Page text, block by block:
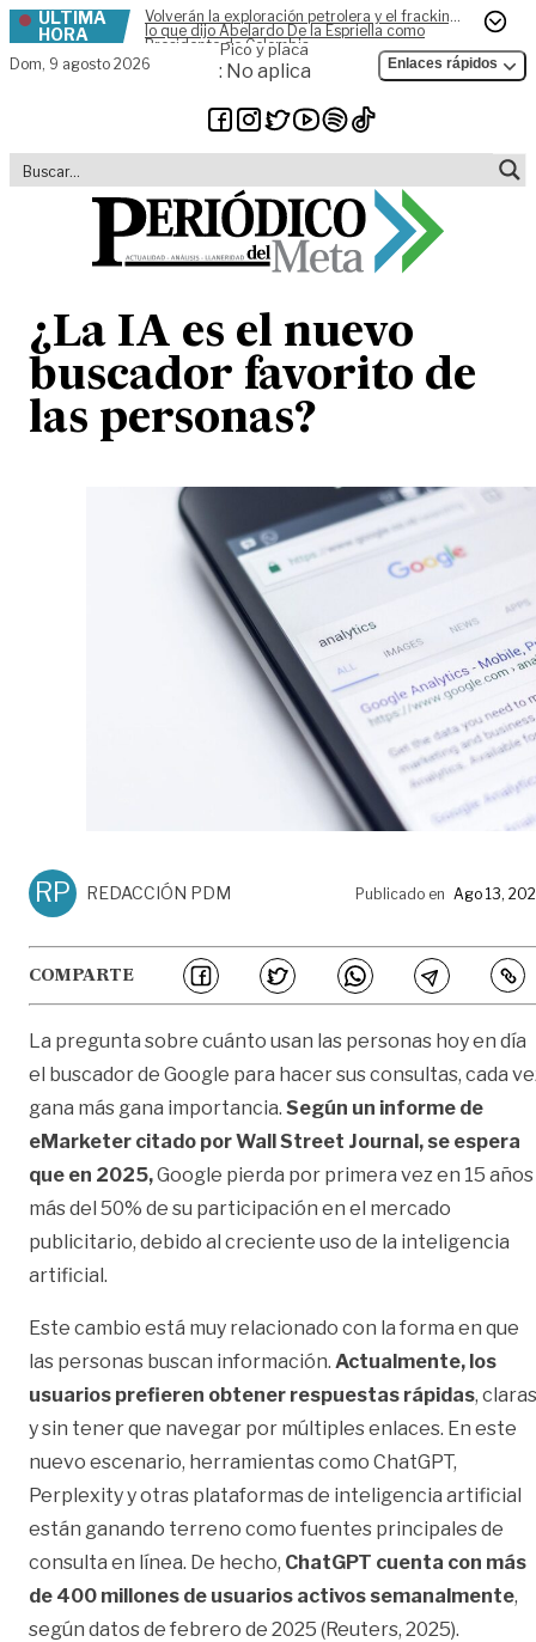
Skip to content
ÚLTIMA
HORA
Volverán la exploración petrolera y el fracking,
lo que dijo Abelardo De la Espriella como
Presidente de Colombia
Dom, 9 agosto 2026
Pico y placa
: No aplica Enlaces rápidos
¿La IA es el nuevo
buscador favorito de
las personas?
RP REDACCIÓN PDM Publicado en Ago 13,
COMPARTE
La pregunta sobre cuánto usan las personas hoy en día
el buscador de Google para hacer sus consultas, cada
gana más gana importancia. Según un informe de
eMarketer citado por Wall Street Journal, se espera
que en 2025,Google pierda por primera vez en 15 años
más del 50% de su participación en el mercado
publicitario, debido al creciente uso de la inteligencia
artificial.
Este cambio está muy relacionado con la forma en que
las personas buscan información. Actualmente, los
usuarios prefieren obtener respuestas rápidas, claras
y sin tener que navegar por múltiples enlaces. En este
nuevo escenario, herramientas como ChatGPT,
Perplexity y otras plataformas de inteligencia artificial
están ganando terreno como fuentes principales de
consulta en línea. De hecho, ChatGPT cuenta con más
de 400 millones de usuarios activos semanalmente,
según datos de febrero de 2025 (Reuters, 2025).